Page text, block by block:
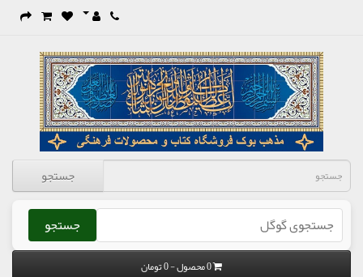
جستجو
جستجو
0 محصول - 0 تومان